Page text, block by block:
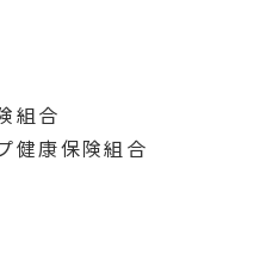
組合
健康保険組合